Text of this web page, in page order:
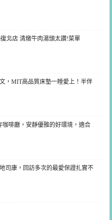
北店 清燉牛肉湯頭太讚!菜單
，MIT高品質床墊一睡愛上！半伴
咖啡廳，安靜優雅的好環境，適合
司康，回訪多次的最愛保證扎實不